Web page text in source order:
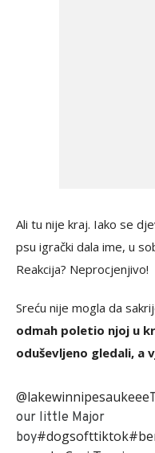
Ali tu nije kraj. Iako se
psu igrački dala ime, u
Reakcija? Neprocjenjivo!
Sreću nije mogla da
odmah poletio njoj u
oduševljeno gledali, a
@lakewinnipesaukeee
our little Major
boy#dogsofttiktok